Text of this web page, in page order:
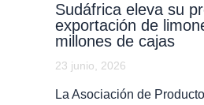
Sudáfrica eleva su
exportación de
millones de cajas
23 junio, 2026
La Asociación de